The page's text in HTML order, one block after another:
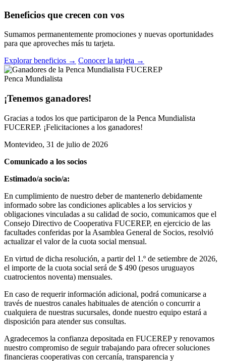
Beneficios que crecen con vos
Sumamos permanentemente promociones y nuevas oportunidades
para que aproveches más tu tarjeta.
Explorar beneficios → Conocer la tarjeta →
Penca Mundialista
¡Tenemos ganadores!
Gracias a todos los que participaron de la Penca Mundialista
FUCEREP. ¡Felicitaciones a los ganadores!
Montevideo, 31 de julio de 2026
Comunicado a los socios
Estimado/a socio/a:
En cumplimiento de nuestro deber de mantenerlo debidamente
informado sobre las condiciones aplicables a los servicios y
obligaciones vinculadas a su calidad de socio, comunicamos que el
Consejo Directivo de Cooperativa FUCEREP, en ejercicio de las
facultades conferidas por la Asamblea General de Socios, resolvió
actualizar el valor de la cuota social mensual.
En virtud de dicha resolución, a partir del 1.º de setiembre de 2026,
el importe de la cuota social será de $ 490 (pesos uruguayos
cuatrocientos noventa) mensuales.
En caso de requerir información adicional, podrá comunicarse a
través de nuestros canales habituales de atención o concurrir a
cualquiera de nuestras sucursales, donde nuestro equipo estará a
disposición para atender sus consultas.
Agradecemos la confianza depositada en FUCEREP y renovamos
nuestro compromiso de seguir trabajando para ofrecer soluciones
financieras cooperativas con cercanía, transparencia y